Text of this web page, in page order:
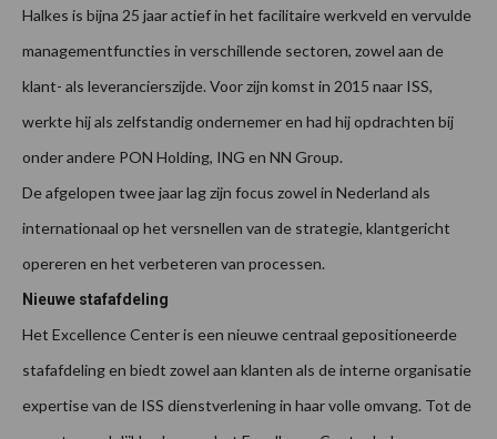
Halkes is bijna 25 jaar actief in het facilitaire werkveld en vervulde
managementfuncties in verschillende sectoren, zowel aan de
klant- als leverancierszijde. Voor zijn komst in 2015 naar ISS,
werkte hij als zelfstandig ondernemer en had hij opdrachten bij
onder andere PON Holding, ING en NN Group.
De afgelopen twee jaar lag zijn focus zowel in Nederland als
internationaal op het versnellen van de strategie, klantgericht
opereren en het verbeteren van processen.
Nieuwe stafafdeling
Het Excellence Center is een nieuwe centraal gepositioneerde
stafafdeling en biedt zowel aan klanten als de interne organisatie
expertise van de ISS dienstverlening in haar volle omvang. Tot de